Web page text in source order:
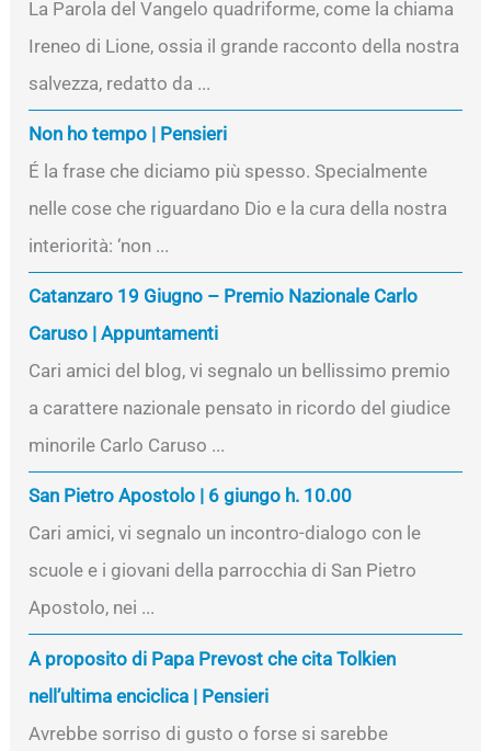
La Parola del Vangelo quadriforme, come la chiama
Ireneo di Lione, ossia il grande racconto della nostra
salvezza, redatto da ...
Non ho tempo | Pensieri
É la frase che diciamo più spesso. Specialmente
nelle cose che riguardano Dio e la cura della nostra
interiorità: ‘non ...
Catanzaro 19 Giugno – Premio Nazionale Carlo
Caruso | Appuntamenti
Cari amici del blog, vi segnalo un bellissimo premio
a carattere nazionale pensato in ricordo del giudice
minorile Carlo Caruso ...
San Pietro Apostolo | 6 giungo h. 10.00
Cari amici, vi segnalo un incontro-dialogo con le
scuole e i giovani della parrocchia di San Pietro
Apostolo, nei ...
A proposito di Papa Prevost che cita Tolkien
nell’ultima enciclica | Pensieri
Avrebbe sorriso di gusto o forse si sarebbe